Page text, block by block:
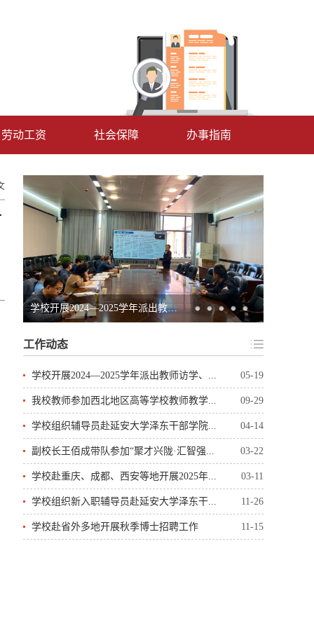
劳动工资 社会保障 办事指南
学校开展2024—2025学年派出教师访学、课程进修、下厂锻炼期满校级考核工作
工作动态
学校开展2024—2025学年派出教师访学、... 05-19
我校教师参加西北地区高等学校教师教学... 09-29
学校组织辅导员赴延安大学泽东干部学院... 04-14
副校长王佰成带队参加“聚才兴陇·汇智强... 03-22
学校赴重庆、成都、西安等地开展2025年... 03-11
学校组织新入职辅导员赴延安大学泽东干... 11-26
学校赴省外多地开展秋季博士招聘工作 11-15